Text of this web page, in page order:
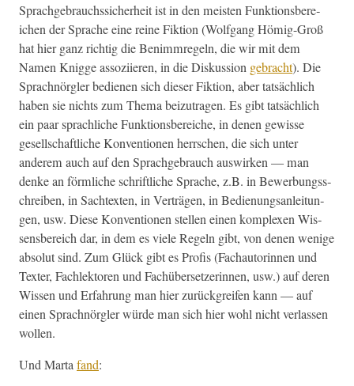
Sprachge­brauchssicher­heit ist in den meis­ten Funk­tions­bere­
ichen der Sprache eine reine Fik­tion (Wolf­gang Hömig-Groß
hat hier ganz richtig die Ben­imm­regeln, die wir mit dem
Namen Knigge assozi­ieren, in die Diskus­sion gebracht). Die
Sprach­nör­gler bedi­enen sich dieser Fik­tion, aber tat­säch­lich
haben sie nichts zum The­ma beizu­tra­gen. Es gibt tat­säch­lich
ein paar sprach­liche Funk­tions­bere­iche, in denen gewisse
gesellschaftliche Kon­ven­tio­nen herrschen, die sich unter
anderem auch auf den Sprachge­brauch auswirken — man
denke an förm­liche schriftliche Sprache, z.B. in Bewer­bungss­
chreiben, in Sach­tex­ten, in Verträ­gen, in Bedi­enungsan­leitun­
gen, usw. Diese Kon­ven­tio­nen stellen einen kom­plex­en Wis­
sens­bere­ich dar, in dem es viele Regeln gibt, von denen wenige
abso­lut sind. Zum Glück gibt es Profis (Fachau­torin­nen und
Tex­ter, Fach­lek­toren und Fachüber­set­zerin­nen, usw.) auf deren
Wis­sen und Erfahrung man hier zurück­greifen kann — auf
einen Sprach­nör­gler würde man sich hier wohl nicht ver­lassen
wollen.
Und Mar­tafand: